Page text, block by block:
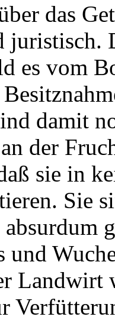
das
juristisch.
es vom
damit
der
sie in
Sie
und
Landwirt